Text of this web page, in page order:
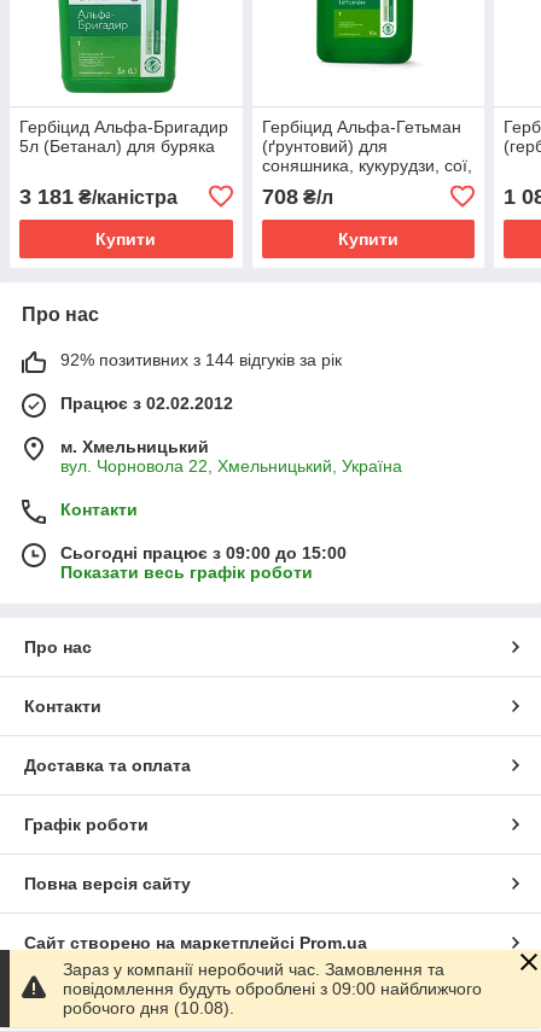
Гербіцид Альфа-Бригадир
5л (Бетанал) для буряка
3 181 ₴/каністра
Купити
Гербіцид Альфа-Гетьман
(ґрунтовий) для
соняшника, кукурудзи, сої,
960 г / л)
708₴/л
Купити
1
Про нас
92% позитивних з 144 відгуків за рік
Працює з 02.02.2012
м. Хмельницький
вул. Чорновола 22, Хмельницький, Україна
Контакти
Сьогодні працює з 09:00 до 15:00
Показати весь графік роботи
Про нас
Контакти
Доставка та оплата
Графік роботи
Повна версія сайту
Сайт створено на маркетплейсі Prom.ua
Політика конфіденційності
Зараз у компанії неробочий час. Замовлення та
повідомлення будуть оброблені з 09:00 найближчого
робочого дня (10.08).